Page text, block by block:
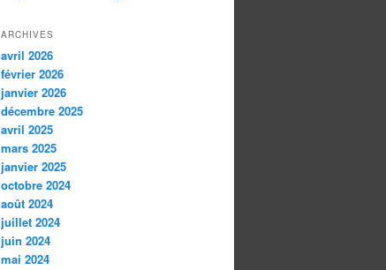
ARCHIVES
avril 2026
février 2026
janvier 2026
décembre 2025
avril 2025
mars 2025
janvier 2025
octobre 2024
août 2024
juillet 2024
juin 2024
mai 2024